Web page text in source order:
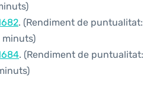
. (Rendiment de puntualitat:
minuts)
. (Rendiment de puntualitat: